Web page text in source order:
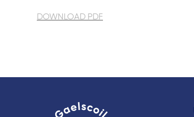
DOWNLOAD PDF